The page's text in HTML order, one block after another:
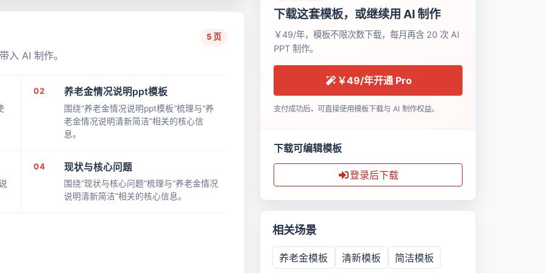
入 AI 制作。
5 页
02 养老金情况说明ppt模板
围绕“养老金情况说明ppt模板”梳理与“养
老金情况说明清新简洁”相关的核心信
息。
04 现状与核心问题
围绕“现状与核心问题”梳理与“养老金情况
说明清新简洁”相关的核心信息。
下载这套模板，或继续用 AI 制作
￥49/年，模板不限次数下载，每月再含 20 次 AI
PPT 制作。
￥49/年开通 Pro
支付成功后，可直接使用模板下载与 AI 制作权益。
下载可编辑模板
登录后下载
相关场景
养老金模板 清新模板 简洁模板